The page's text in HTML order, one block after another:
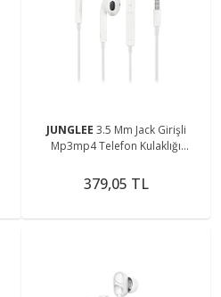
JUNGLEE 3.5 Mm Jack Girişli
Mp3mp4 Telefon Kulaklığı
379,05 TL